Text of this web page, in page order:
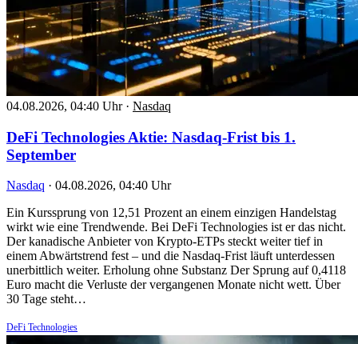
04.08.2026, 04:40 Uhr · Nasdaq
DeFi Technologies Aktie: Nasdaq-Frist bis 1.
September
Nasdaq · 04.08.2026, 04:40 Uhr
Ein Kurssprung von 12,51 Prozent an einem einzigen Handelstag
wirkt wie eine Trendwende. Bei DeFi Technologies ist er das nicht.
Der kanadische Anbieter von Krypto-ETPs steckt weiter tief in
einem Abwärtstrend fest – und die Nasdaq-Frist läuft unterdessen
unerbittlich weiter. Erholung ohne Substanz Der Sprung auf 0,4118
Euro macht die Verluste der vergangenen Monate nicht wett. Über
30 Tage steht…
DeFi Technologies